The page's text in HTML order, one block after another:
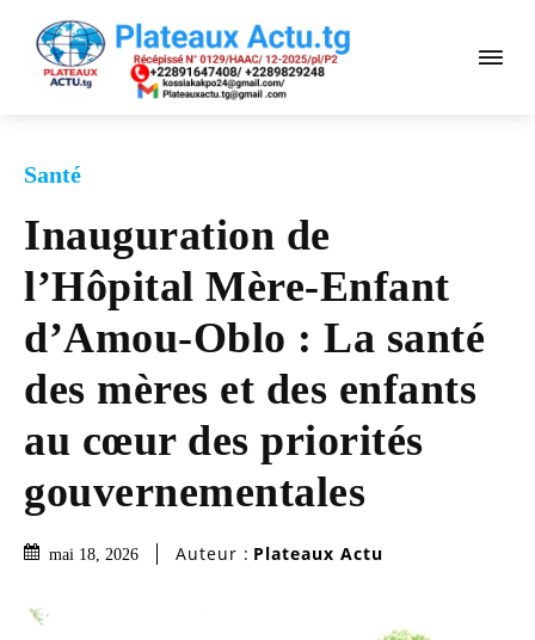
Santé
Inauguration de
l’Hôpital Mère-Enfant
d’Amou-Oblo : La santé
des mères et des enfants
au cœur des priorités
gouvernementales
mai 18, 2026 Auteur : Plateaux Actu